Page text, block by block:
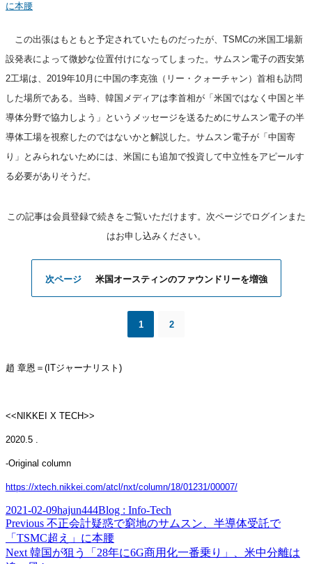
に本腰
この出張はもともと予定されていたものだったが、TSMCの米国工場新
設発表によって微妙な位置付けになってしまった。サムスン電子の西安第
2工場は、2019年10月に中国の李克強（リー・クォーチャン）首相も訪問
した場所である。当時、韓国メディアは李首相が「米国ではなく中国と半
導体分野で協力しよう」というメッセージを送るためにサムスン電子の半
導体工場を視察したのではないかと解説した。サムスン電子が「中国寄
り」とみられないためには、米国にも追加で投資して中立性をアピールす
る必要がありそうだ。
この記事は会員登録で続きをご覧いただけます。次ページでログインまた
はお申し込みください。
次ページ 米国オースティンのファウンドリーを増強
1 2
趙 章恩 ＝ (ITジャーナリスト )
<<NIKKEI X TECH>>
2020.5 .
-Original column
https://xtech.nikkei.com/atcl/nxt/column/18/01231/00007/
Posted
on
2021-02-09Author
hajun444Categories
Blog : Info-Tech
Post
navigation
Previous Previous
post:
不正会計疑惑で窮地のサムスン、半導体受託で
「TSMC超え」に本腰
Next Next
韓国が狙う「28年に6G商用化一番乗り」、米中分離は